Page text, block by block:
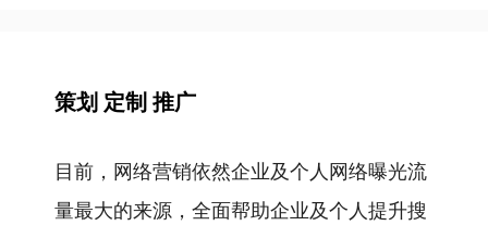
策划 定制 推广
目前，网络营销依然企业及个人网络曝光流
量最大的来源，全面帮助企业及个人提升搜